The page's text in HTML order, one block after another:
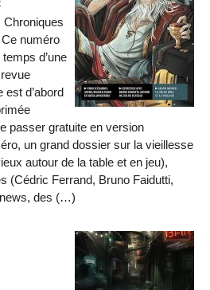
Chroniques
Ce numéro
d’une
est d’abord
passer gratuite en version
un grand dossier sur la vieillesse
autour de la table et en jeu),
(Cédric Ferrand, Bruno Faidutti,
des (…)